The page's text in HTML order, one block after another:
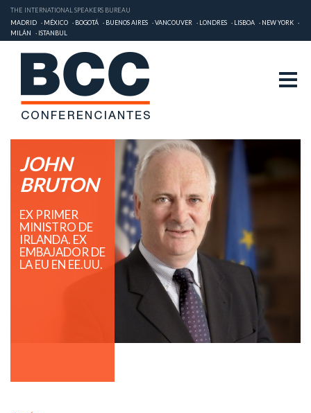
THE INTERNATIONAL SPEAKERS BUREAU
MADRID
MÉXICO BOGOTÁ BUENOS AIRES VANCOUVER LONDRES LISBOA
NEW YORK
MILÁN
ISTANBUL
JOHN
BRUTON
EX PRIMER
MINISTRO DE
IRLANDA. EX
EMBAJADOR DE
LA EU EN EE.UU.